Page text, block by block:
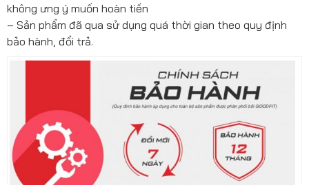
không ưng ý muốn hoàn tiền
– Sản phẩm đã qua sử dụng quá thời gian theo quy định
bảo hành, đổi trả.